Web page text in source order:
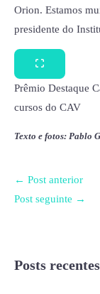
Orion. Estamos
presidente do
Prêmio Destaque
cursos do CAV
Texto e fotos: Pablo
← Post anterior
Post seguinte →
Posts recentes